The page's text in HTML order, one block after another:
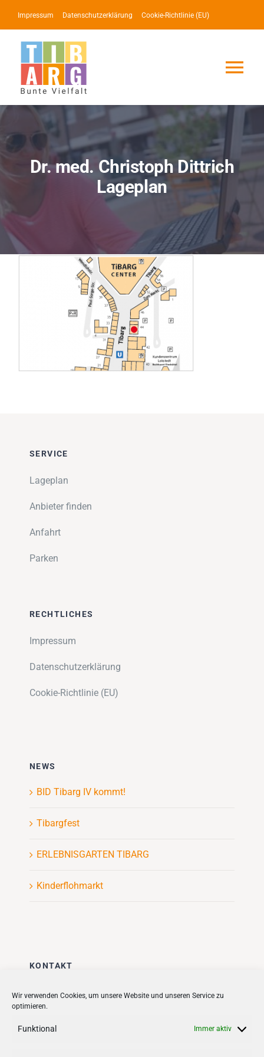
Wir verwenden Cookies, um unsere Website und unseren Service zu
optimieren.
Funktional Immer aktiv
Inhalt
springen
Impressum Datenschutzerklärung Cookie-Richtlinie (EU)
Service
Dr. med. Christoph Dittrich
Lageplan
SERVICE
Lageplan
Anbieter finden
Anfahrt
Parken
RECHTLICHES
Impressum
Datenschutzerklärung
Cookie-Richtlinie (EU)
NEWS
BID Tibarg IV kommt!
Tibargfest
ERLEBNISGARTEN TIBARG
Kinderflohmarkt
KONTAKT
Stadt + Handel City- und
Quartiersmanagement